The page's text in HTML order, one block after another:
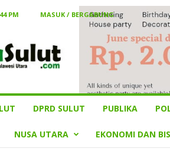
PM
MASUK / BERGABUNG
DPRD SULUT PUBLIKA
NUSA UTARA EKONOMI DAN